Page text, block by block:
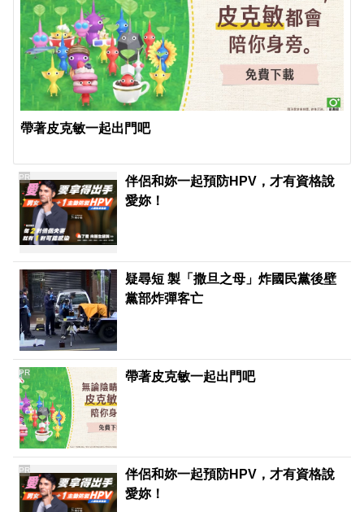
帶著皮克敏一起出門吧
伴侶和妳一起預防HPV，才有資格說
愛妳！
PR
疑尋短 製「撒旦之母」炸國民黨後壁
黨部炸彈客亡
帶著皮克敏一起出門吧
PR
伴侶和妳一起預防HPV，才有資格說
愛妳！
PR